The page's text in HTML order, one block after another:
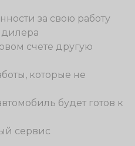
за свою работу
дилера
счете другую
которые не
будет готов к
сервис